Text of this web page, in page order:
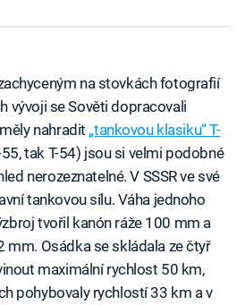
na stovkách fotografií
vývoji se Sověti dopracovali
nahradit „tankovou klasiku“ T-
tak T-54) jsou si velmi podobné
nerozeznatelné. V SSSR ve své
tankovou sílu. Váha jednoho
tvořil kanón ráže 100 mm a
mm. Osádka se skládala ze čtyř
maximální rychlost 50 km,
pohybovaly rychlostí 33 km a v